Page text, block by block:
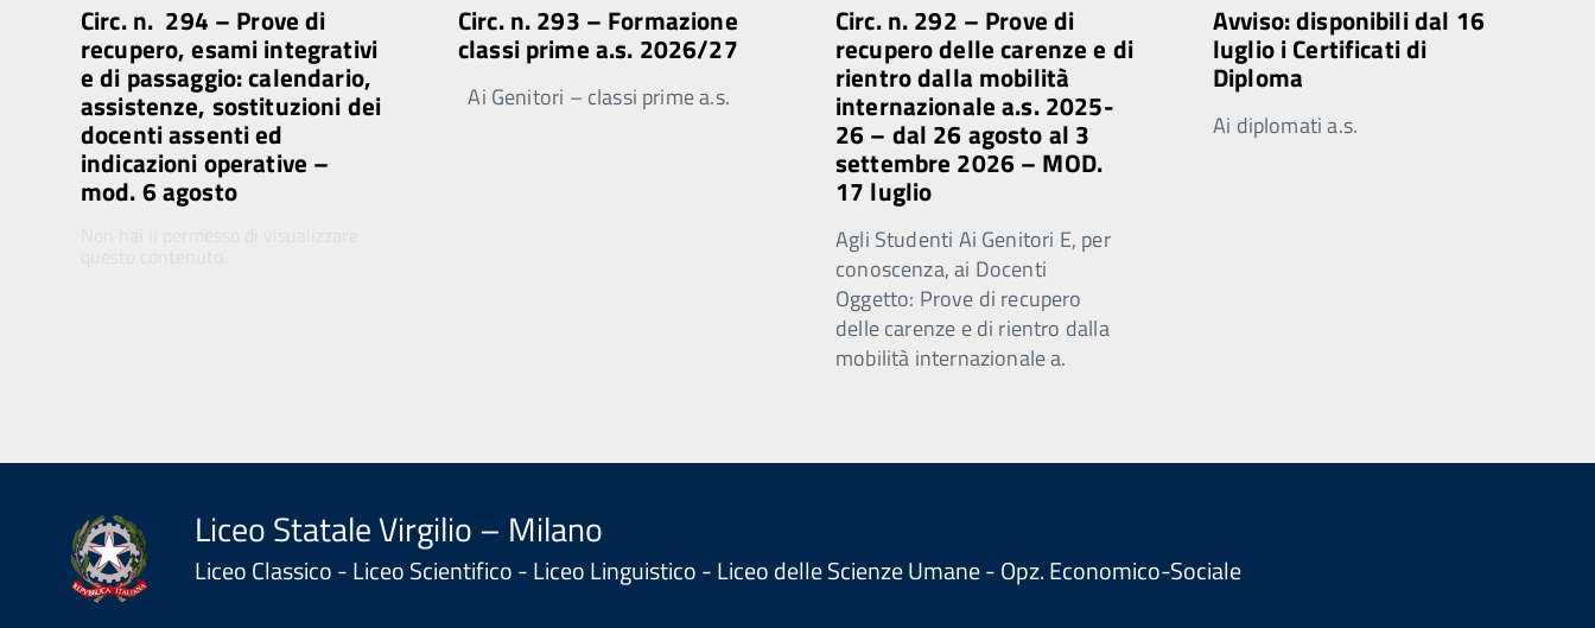
Circ. n. 294 – Prove di
recupero, esami integrativi
e di passaggio: calendario,
assistenze, sostituzioni dei
docenti assenti ed
indicazioni operative –
mod. 6 agosto
Circ. n. 293 – Formazione
classi prime a.s. 2026/27
Ai Genitori – classi prime a.s.
Circ. n. 292 – Prove di
recupero delle carenze e di
rientro dalla mobilità
internazionale a.s. 2025-
26 – dal 26 agosto al 3
settembre 2026 – MOD.
17 luglio
Agli Studenti Ai Genitori E, per
conoscenza, ai Docenti
Oggetto: Prove di recupero
delle carenze e di rientro dalla
mobilità internazionale a.
Avviso: disponibili dal 16
luglio i Certificati di
Diploma
Ai diplomati a.s.
Liceo Statale Virgilio – Milano
Liceo Classico - Liceo Scientifico - Liceo Linguistico - Liceo delle Scienze Umane - Opz. Economico-Sociale